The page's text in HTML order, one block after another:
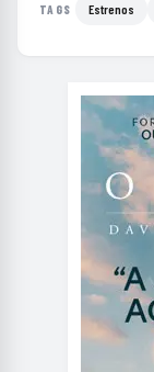
TAGS Estrenos